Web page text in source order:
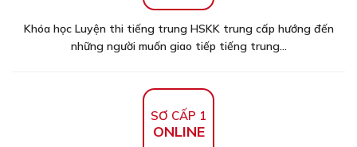
Khóa học Luyện thi tiếng trung HSKK trung cấp hướng đến
những người muốn giao tiếp tiếng trung...
SƠ CẤP 1
ONLINE